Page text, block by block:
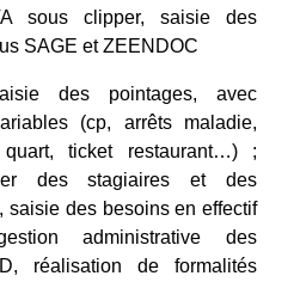
sous clipper, saisie des
SAGE et ZEENDOC
des pointages, avec
(cp, arrêts maladie,
ticket restaurant…) ;
des stagiaires et des
saisie des besoins en effectif
administrative des
réalisation de formalités